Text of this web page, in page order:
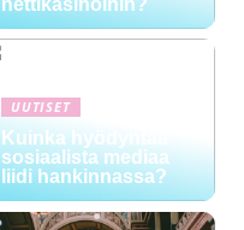
nettikasinoihin?
UUTISET
Kuinka hyödyntää
sosiaalista mediaa
liidi hankinnassa?